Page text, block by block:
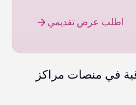
اطلب عرض تقديمي
في منصات مراكز